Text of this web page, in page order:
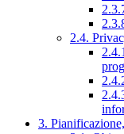
2.4.
3.